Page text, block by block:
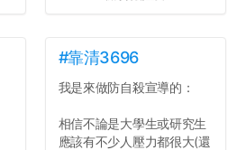
#靠清3696
我是來做防自殺宣導的：
相信不論是大學生或研究生
應該有不少人壓力都很大(還